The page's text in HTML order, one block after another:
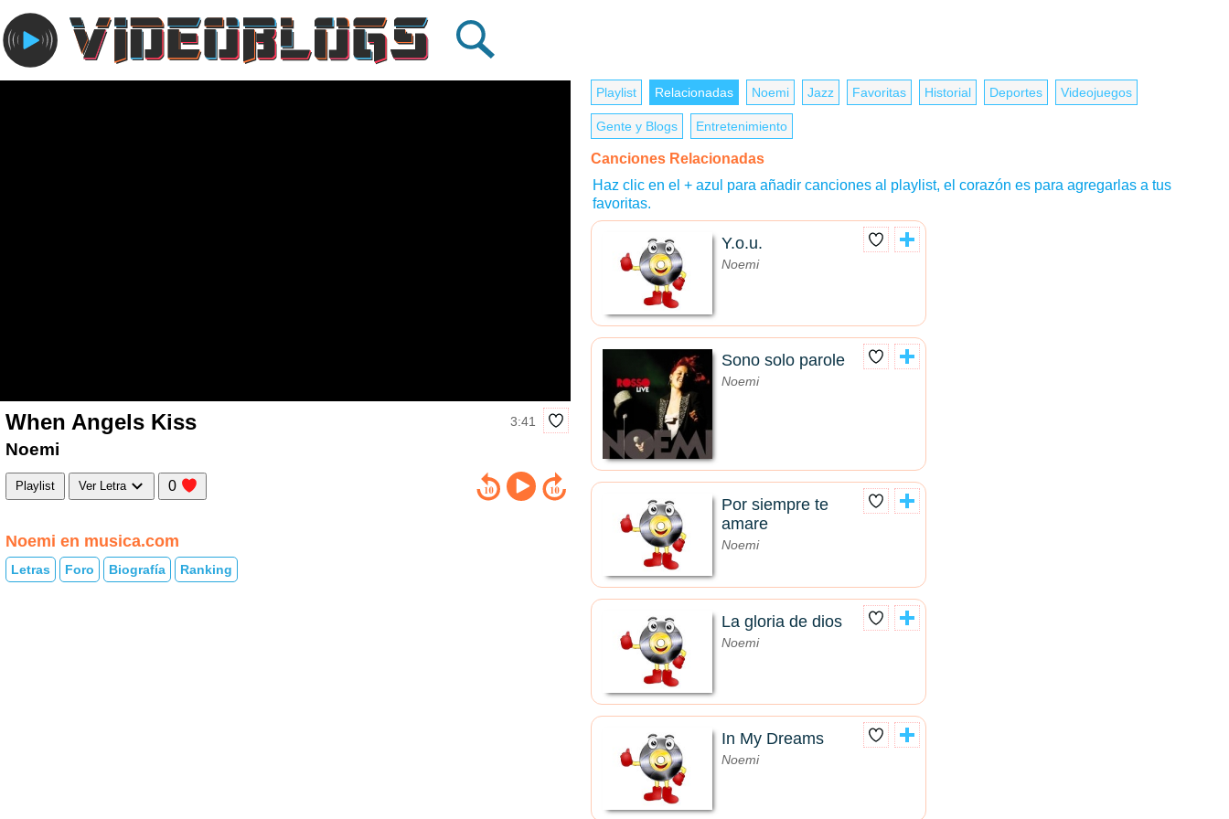
When Angels Kiss 3:41
Noemi
Playlist Ver Letra 0
Noemi en musica.com
Letras Foro Biografía Ranking
Playlist Relacionadas Noemi Jazz Favoritas Historial Deportes Videojuegos
Gente y Blogs Entretenimiento
Canciones Relacionadas
Haz clic en el + azul para añadir canciones al playlist, el corazón es para agregarlas a tus
favoritas.
Y.o.u.
Noemi
Sono solo parole
Noemi
Por siempre te
amare
Noemi
La gloria de dios
Noemi
In My Dreams
Noemi